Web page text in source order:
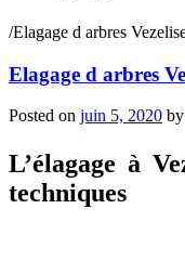
/Elagage d arbres
Elagage d arbres
Posted on juin 5, 2020 by
L’élagage à
techniques